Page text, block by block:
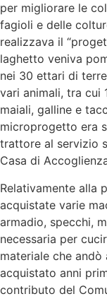
per migliorare le
fagioli e delle
realizzava il
laghetto veniva
nei 30 ettari di
vari animali, tra cui
maiali, galline e
microprogetto era
trattore al servizio
Casa di
Relativamente alla
acquistate varie
armadio, specchi,
necessaria per
materiale che
acquistato anni
contributo del